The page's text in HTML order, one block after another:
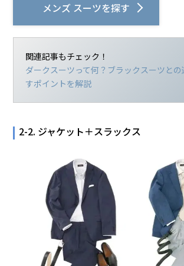
メンズ スーツを探す
関連記事もチェック！
ダークスーツって何？ブラックスーツと
すポイントを解説
2-2. ジャケット＋スラックス